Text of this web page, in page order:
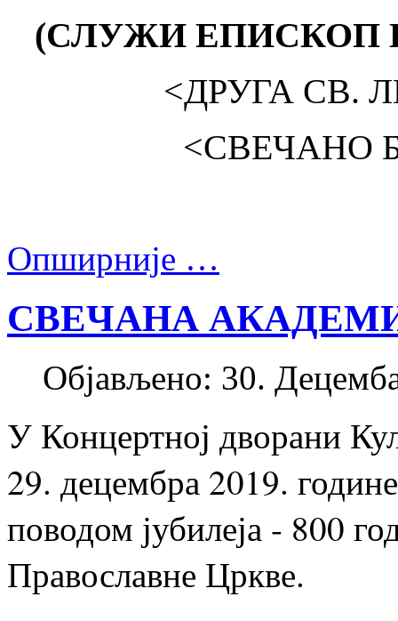
(СЛУЖИ ЕПИСКОП
<ДРУГА СВ.
<СВЕЧАНО
Опширније …
СВЕЧАНА
Објављено: 30.
У Концертној дворани
29. децембра 2019.
поводом јубилеја - 800
Православне Цркве.